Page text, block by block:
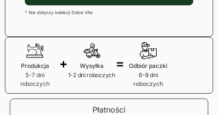
* Nie dotyczy kolekcji Dolce Vita
Produkcja
5-7 dni
roboczych
Wysyłka
1-2 dni roboczych
Odbiór paczki
6-9 dni
roboczych
Płatności